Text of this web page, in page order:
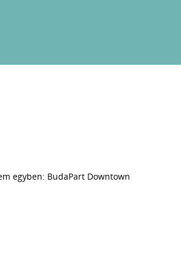
egyben: BudaPart Downtown